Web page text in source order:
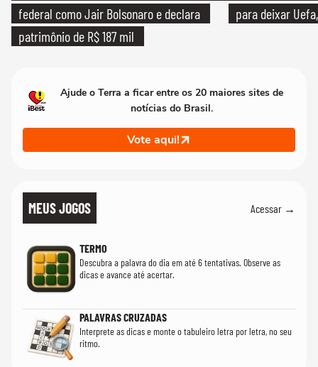
federal como Jair Bolsonaro e declara
patrimônio de R$ 187 mil
para deixar
Ajude o Terra a ficar entre os 20 maiores sites de
notícias do Brasil.
Vote aqui!
MEUS JOGOS Acessar →
TERMO
Descubra a palavra do dia em até 6 tentativas. Observe as
dicas e avance até acertar.
PALAVRAS CRUZADAS
Interprete as dicas e monte o tabuleiro letra por letra, no seu
ritmo.